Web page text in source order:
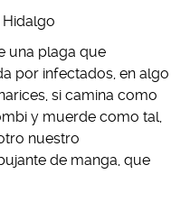
Hidalgo
una plaga que
por infectados, en algo
si camina como
y muerde como tal,
nuestro
de manga, que